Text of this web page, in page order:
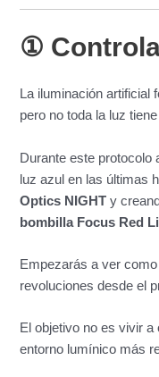
①
La iluminación artificial
pero no toda la luz
Durante este protocolo
luz azul en las últimas
Optics NIGHT y
bombilla Focus Red
Empezarás a ver
revoluciones desde el
El objetivo no es vivir
entorno lumínico más